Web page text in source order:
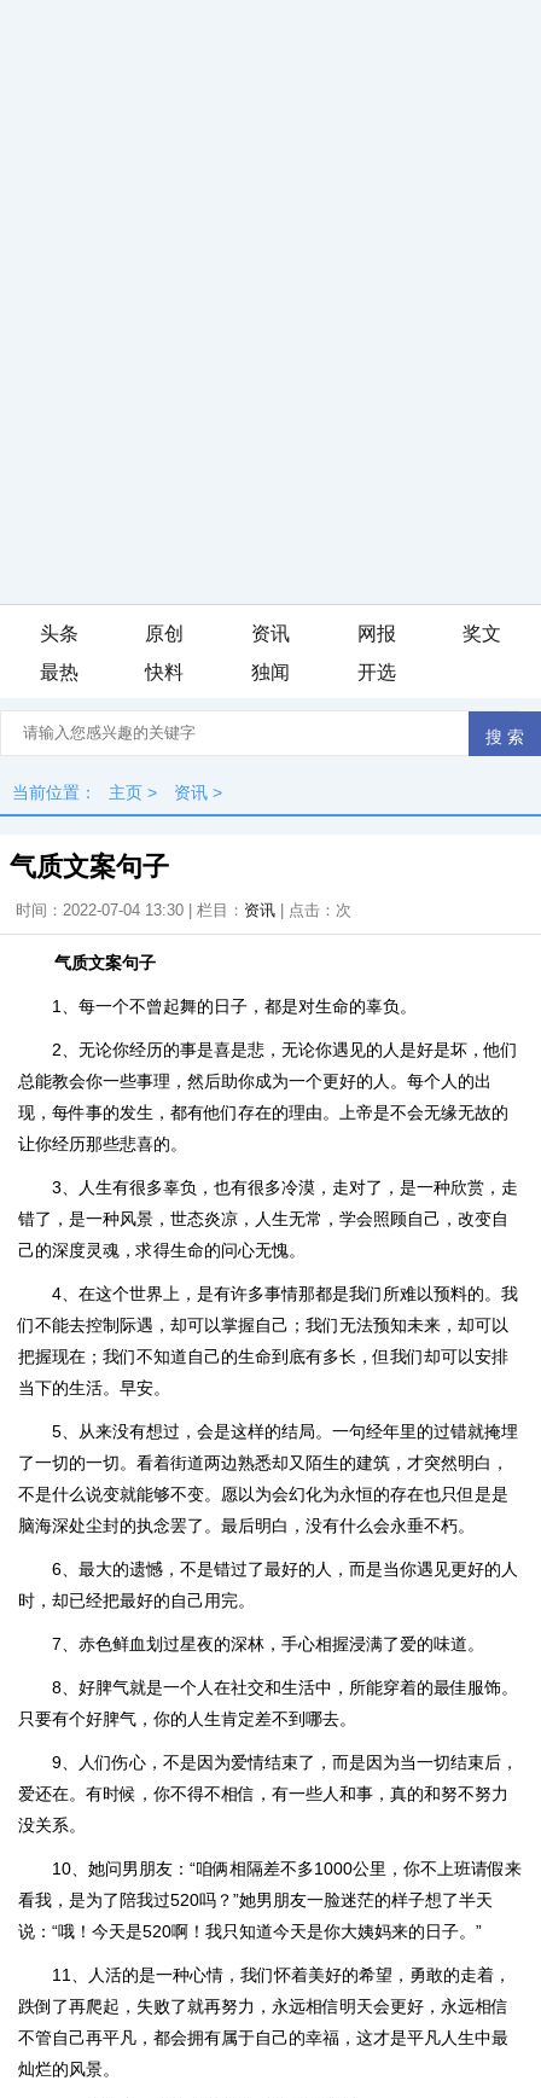
头条 原创 资讯 网报
奖文
最热
快料 独闻 开选
当前位置： 主页 > 资讯 >
气质文案句子
时间：2022-07-04 13:30 | 栏目： 资讯 | 点击： 次
气质文案句子
1、每一个不曾起舞的日子，都是对生命的辜负。
2、无论你经历的事是喜是悲，无论你遇见的人是好是坏，他们
总能教会你一些事理，然后助你成为一个更好的人。每个人的出
现，每件事的发生，都有他们存在的理由。上帝是不会无缘无故的
让你经历那些悲喜的。
3、人生有很多辜负，也有很多冷漠，走对了，是一种欣赏，走
错了，是一种风景，世态炎凉，人生无常，学会照顾自己，改变自
己的深度灵魂，求得生命的问心无愧。
4、在这个世界上，是有许多事情那都是我们所难以预料的。我
们不能去控制际遇，却可以掌握自己；我们无法预知未来，却可以
把握现在；我们不知道自己的生命到底有多长，但我们却可以安排
当下的生活。早安。
5、从来没有想过，会是这样的结局。一句经年里的过错就掩埋
了一切的一切。看着街道两边熟悉却又陌生的建筑，才突然明白，
不是什么说变就能够不变。愿以为会幻化为永恒的存在也只但是是
脑海深处尘封的执念罢了。最后明白，没有什么会永垂不朽。
6、最大的遗憾，不是错过了最好的人，而是当你遇见更好的人
时，却已经把最好的自己用完。
7、赤色鲜血划过星夜的深林，手心相握浸满了爱的味道。
8、好脾气就是一个人在社交和生活中，所能穿着的最佳服饰。
只要有个好脾气，你的人生肯定差不到哪去。
9、人们伤心，不是因为爱情结束了，而是因为当一切结束后，
爱还在。有时候，你不得不相信，有一些人和事，真的和努不努力
没关系。
10、她问男朋友：“咱俩相隔差不多1000公里，你不上班请假来
看我，是为了陪我过520吗？”她男朋友一脸迷茫的样子想了半天
说：“哦！今天是520啊！我只知道今天是你大姨妈来的日子。”
11、人活的是一种心情，我们怀着美好的希望，勇敢的走着，
跌倒了再爬起，失败了就再努力，永远相信明天会更好，永远相信
不管自己再平凡，都会拥有属于自己的幸福，这才是平凡人生中最
灿烂的风景。